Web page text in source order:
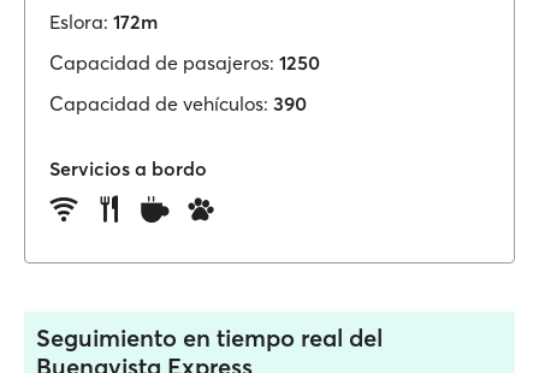
Eslora: 172m
Capacidad de pasajeros: 1250
Capacidad de vehículos: 390
Servicios a bordo
Seguimiento en tiempo real del
Buenavista Express